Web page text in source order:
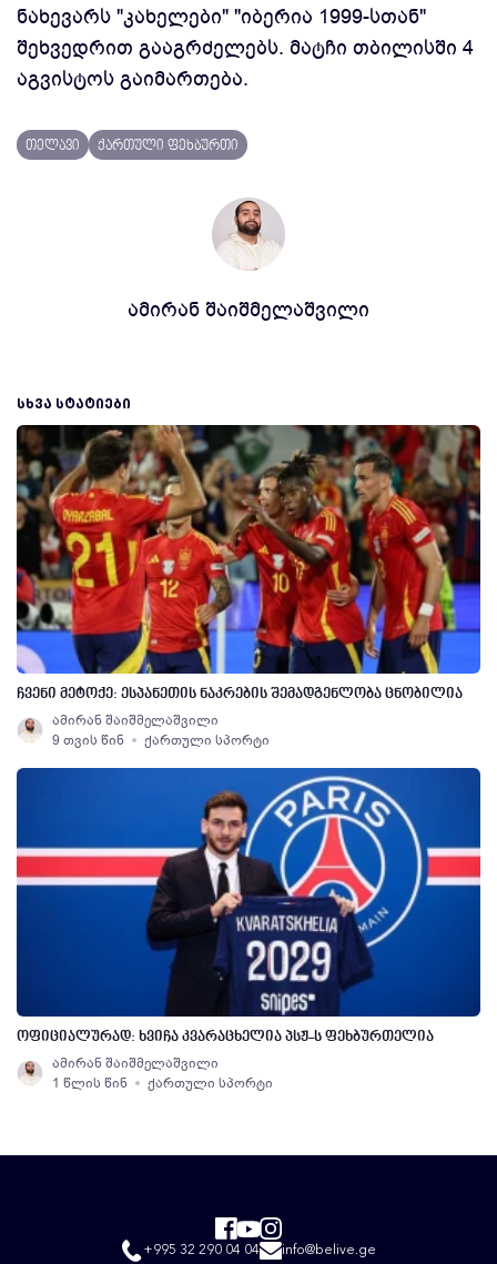
ნახევარს "კახელები" "იბერია 1999-სთან"
შეხვედრით გააგრძელებს. მატჩი თბილისში 4
აგვისტოს გაიმართება.
თელავი ქართული ფეხბურთი
ამირან შაიშმელაშვილი
ᲡᲮᲕᲐ ᲡᲢᲐᲢᲘᲔᲑᲘ
ჩვენი მეტოქე: ესპანეთის ნაკრების შემადგენლობა ცნობილია
ამირან შაიშმელაშვილი
9 თვის წინ
ქართული სპორტი
ოფიციალურად: ხვიჩა კვარაცხელია პსჟ-ს ფეხბურთელია
ამირან შაიშმელაშვილი
1 წლის წინ
ქართული სპორტი
+995 32 290 04 04 info@belive.ge